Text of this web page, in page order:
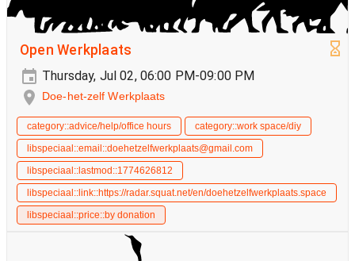
Open Werkplaats
Thursday, Jul 02, 06:00 PM-09:00 PM
Doe-het-zelf Werkplaats
category::advice/help/office hours
category::work space/diy
libspeciaal::email::doehetzelfwerkplaats@gmail.com
libspeciaal::lastmod::1774626812
libspeciaal::link::https://radar.squat.net/en/doehetzelfwerkplaats.space
libspeciaal::price::by donation